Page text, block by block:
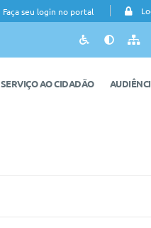
Faça seu login no portal
SERVIÇO AO CIDADÃO